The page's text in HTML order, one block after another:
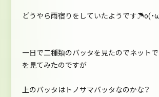
どうやら雨宿りをしていたようです☂o(・ω
一日で二種類のバッタを見たのでネット
を見てみたのですが
上のバッタはトノサマバッタなのかな？